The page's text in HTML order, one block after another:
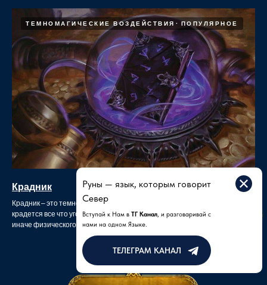
Руны — язык, которым говорит
Север
Вступай к Нам в ТГ Канал, и разговаривай с
нами на одном Языке.
ТЕЛЕГРАМ КАНАЛ
ТЕМНОМАГИЧЕСКИЕ ВОЗДЕЙСТВИЯ ПОПУЛЯРНОЕ
Крадник
Крадник – это темно магическое действо, при котором у жертвы
крадется все что угодно не являющееся предметом материального /
иначе физического/ мира.